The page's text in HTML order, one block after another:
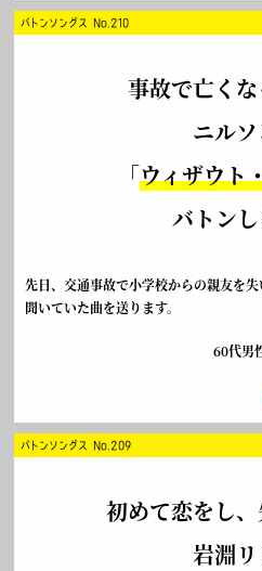
バトンソングス No.210
事故で亡く
ニル
「ウィザウト
バトンし
先日、交通事故で小学校からの親友を
聞いていた曲を送ります。
60代男
バトンソングス No.209
初めて恋をし
岩淵